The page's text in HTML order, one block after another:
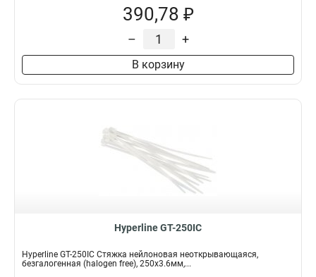
390,78 ₽
– +
В корзину
Hyperline GT-250IC
Hyperline GT-250IC Стяжка нейлоновая неоткрывающаяся,
безгалогенная (halogen free), 250x3.6мм,...